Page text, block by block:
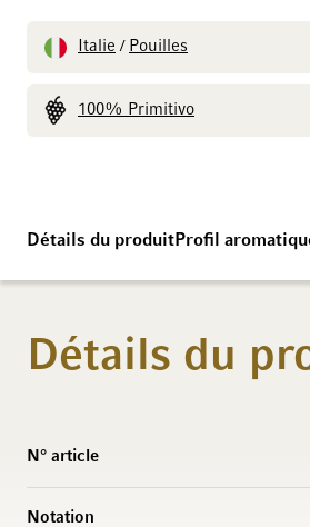
Italie / Pouilles
100% Primitivo
Détails du produitProfil
Détails du
N° article
Notation